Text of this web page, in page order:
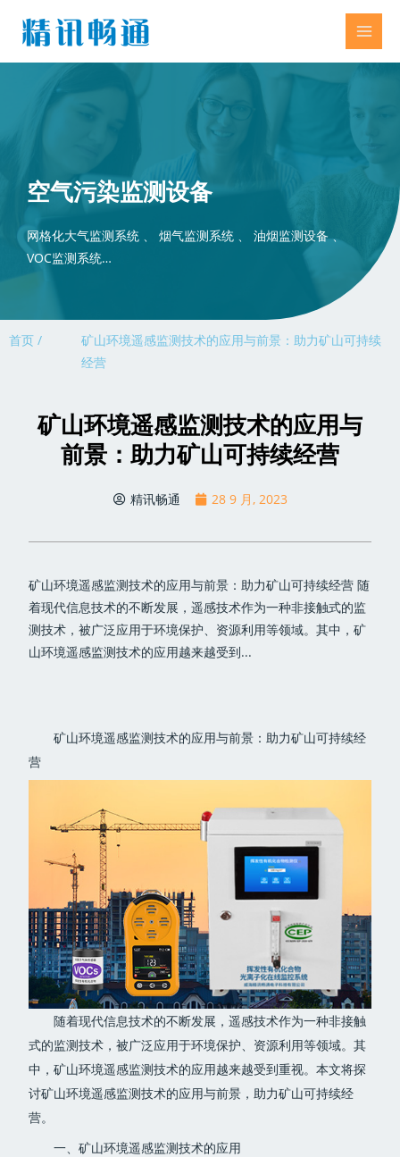
空气污染监测设备
网格化大气监测系统 、 烟气监测系统 、 油烟监测设备 、
VOC监测系统…
首页 /
矿山环境遥感监测技术的应用与前景：助力矿山可持续
经营
矿山环境遥感监测技术的应用与
前景：助力矿山可持续经营
精讯畅通 28 9 月, 2023
矿山环境遥感监测技术的应用与前景：助力矿山可持续经营 随
着现代信息技术的不断发展，遥感技术作为一种非接触式的监
测技术，被广泛应用于环境保护、资源利用等领域。其中，矿
山环境遥感监测技术的应用越来越受到...
矿山环境遥感监测技术的应用与前景：助力矿山可持续经
营
随着现代信息技术的不断发展，遥感技术作为一种非接触
式的监测技术，被广泛应用于环境保护、资源利用等领域。其
中，矿山环境遥感监测技术的应用越来越受到重视。本文将探
讨矿山环境遥感监测技术的应用与前景，助力矿山可持续经
营。
一、矿山环境遥感监测技术的应用